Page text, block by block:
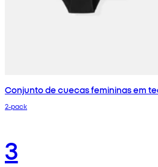
Conjunto de cuecas femininas em
2-pack
3